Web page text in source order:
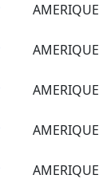
AMERIQUE
AMERIQUE
AMERIQUE
AMERIQUE
AMERIQUE